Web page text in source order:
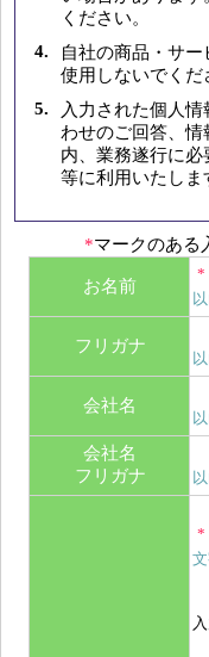
ください。
4.
自社の商品・サー
使用しないでくだ
5.
入力された個人
わせのご回答、
内、業務遂行に
等に利用いたしま
*マークのある
お名前
*
フリガナ
会社名
会社名
フリガナ
*